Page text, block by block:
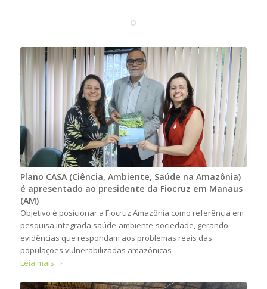
Plano CASA (Ciência, Ambiente, Saúde na Amazônia)
é apresentado ao presidente da Fiocruz em Manaus
(AM)
Objetivo é posicionar a Fiocruz Amazônia como referência em
pesquisa integrada saúde-ambiente-sociedade, gerando
evidências que respondam aos problemas reais das
populações vulnerabilizadas amazônicas
Leia mais